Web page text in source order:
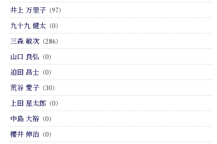
井上 万里子 （97）
九十九 健太 （0）
三森 敏次 （286）
山口 良弘 （0）
迫田 昌士 （0）
荒谷 愛子 （30）
上田 星太郎 （0）
中島 大裕 （0）
櫻井 伸治 （0）